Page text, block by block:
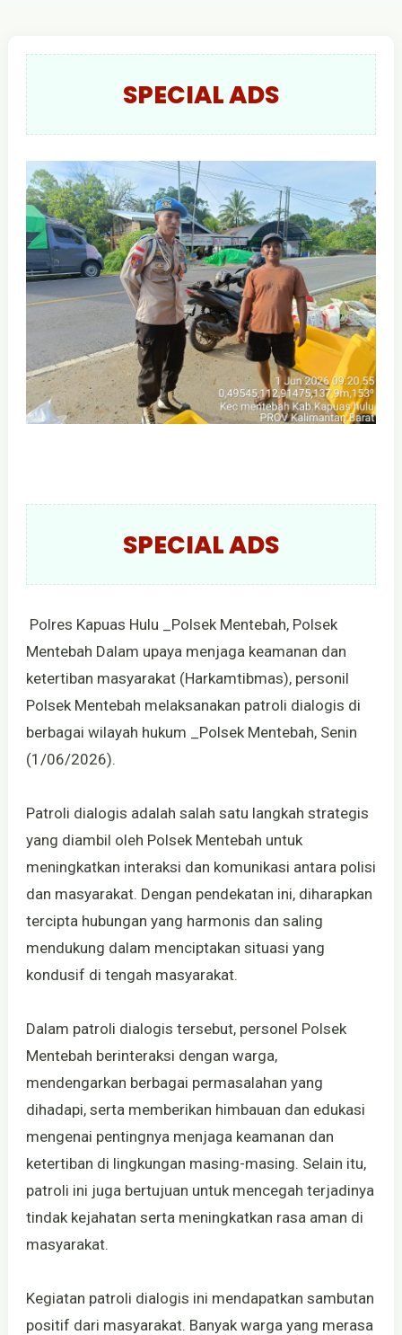
SPECIAL ADS
SPECIAL ADS
Polres Kapuas Hulu _Polsek Mentebah, Polsek
Mentebah Dalam upaya menjaga keamanan dan
ketertiban masyarakat (Harkamtibmas), personil
Polsek Mentebah melaksanakan patroli dialogis di
berbagai wilayah hukum _Polsek Mentebah, Senin
(1/06/2026).
Patroli dialogis adalah salah satu langkah strategis
yang diambil oleh Polsek Mentebah untuk
meningkatkan interaksi dan komunikasi antara polisi
dan masyarakat. Dengan pendekatan ini, diharapkan
tercipta hubungan yang harmonis dan saling
mendukung dalam menciptakan situasi yang
kondusif di tengah masyarakat.
Dalam patroli dialogis tersebut, personel Polsek
Mentebah berinteraksi dengan warga,
mendengarkan berbagai permasalahan yang
dihadapi, serta memberikan himbauan dan edukasi
mengenai pentingnya menjaga keamanan dan
ketertiban di lingkungan masing-masing. Selain itu,
patroli ini juga bertujuan untuk mencegah terjadinya
tindak kejahatan serta meningkatkan rasa aman di
masyarakat.
Kegiatan patroli dialogis ini mendapatkan sambutan
positif dari masyarakat. Banyak warga yang merasa